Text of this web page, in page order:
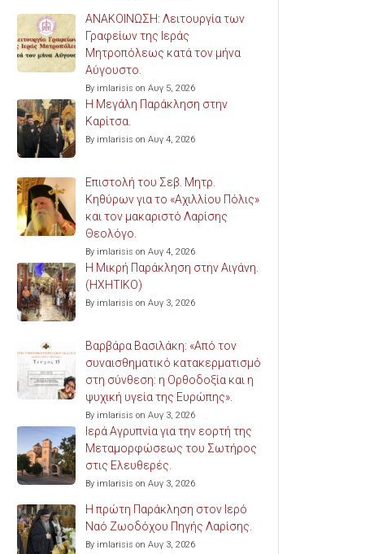
ΑΝΑΚΟΙΝΩΣΗ: Λειτουργία των
Γραφείων της Ιεράς
Μητροπόλεως κατά τον μήνα
Αύγουστο.
By imlarisis on Αυγ 5, 2026
Η Μεγάλη Παράκληση στην
Καρίτσα.
By imlarisis on Αυγ 4, 2026
Επιστολή του Σεβ. Μητρ.
Κηθύρων για το «Αχιλλίου Πόλις»
και τον μακαριστό Λαρίσης
Θεολόγο.
By imlarisis on Αυγ 4, 2026
Η Μικρή Παράκληση στην Αιγάνη.
(ΗΧΗΤΙΚΟ)
By imlarisis on Αυγ 3, 2026
Βαρβάρα Βασιλάκη: «Από τον
συναισθηματικό κατακερματισμό
στη σύνθεση: η Ορθοδοξία και η
ψυχική υγεία της Ευρώπης».
By imlarisis on Αυγ 3, 2026
Ιερά Αγρυπνία για την εορτή της
Μεταμορφώσεως του Σωτήρος
στις Ελευθερές.
By imlarisis on Αυγ 3, 2026
Η πρώτη Παράκληση στον Ιερό
Ναό Ζωοδόχου Πηγής Λαρίσης.
By imlarisis on Αυγ 3, 2026